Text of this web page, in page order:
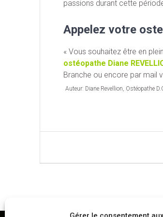
passions durant cette
Appelez votre
« Vous souhaitez être en
ostéopathe Diane
Branche ou encore par mail
Auteur: Diane Revellion, Ostéopathe
de